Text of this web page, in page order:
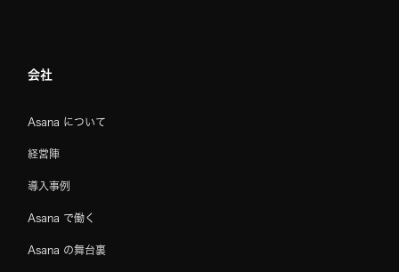
会社
Asana について
経営陣
導入事例
Asana で働く
Asana の舞台裏